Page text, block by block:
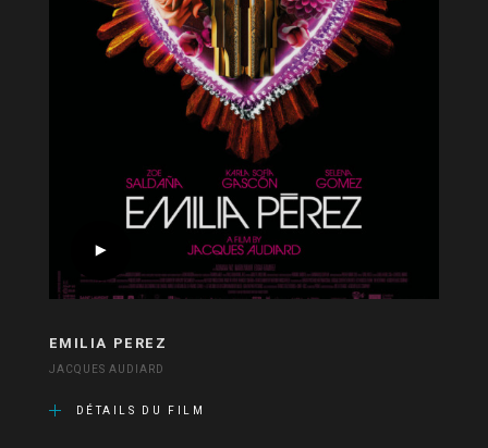
EMILIA PEREZ
JACQUES AUDIARD
DÉTAILS DU FILM